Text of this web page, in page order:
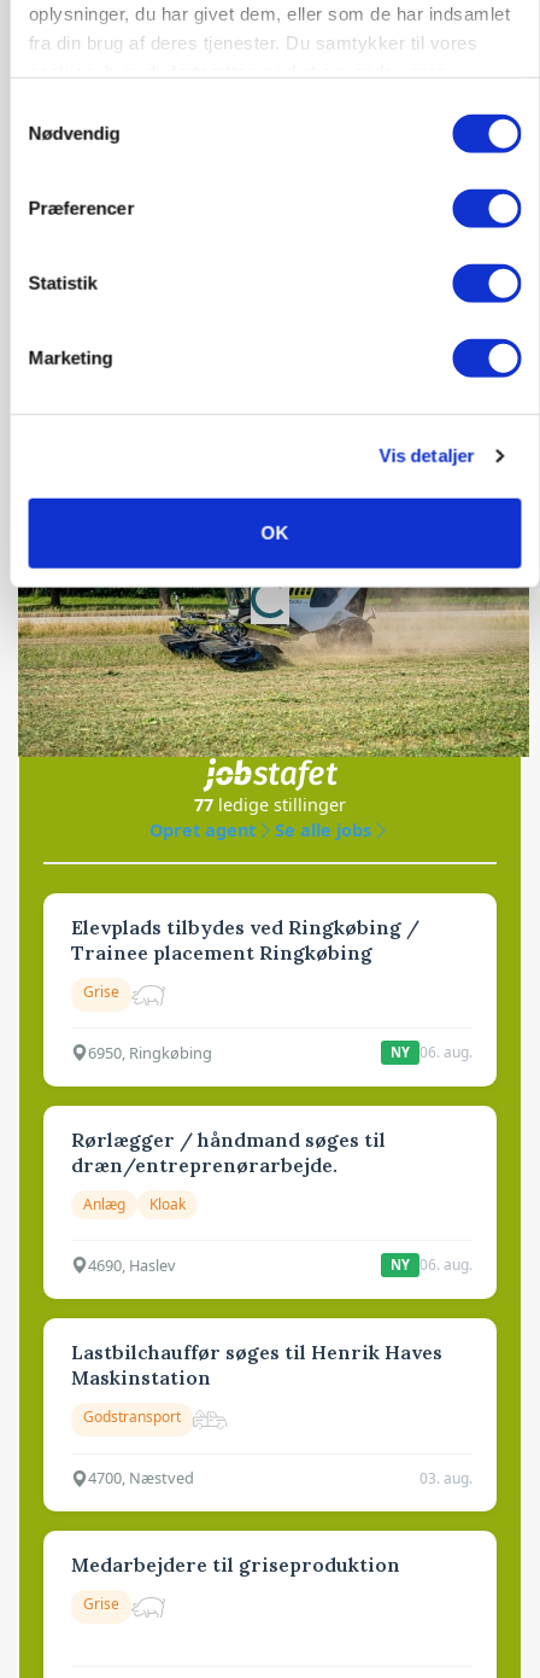
oplysninger, du har givet dem, eller som de har indsamlet
fra din brug af deres tjenester. Du samtykker til vores
Nødvendig
Præferencer
Statistik
Marketing
Vis detaljer
OK
Annonce
Tæller Aabybro Mejeri og Axel Månsson: 21
Annonce
Loading...
Jobs
i samarbejde med
77 ledige stillinger
Opret agent
Se alle jobs
Elevplads tilbydes ved Ringkøbing /
Trainee placement Ringkøbing
Grise
6950, Ringkøbing NY 06. aug.
Rørlægger / håndmand søges til
dræn/entreprenørarbejde.
Anlæg Kloak
4690, Haslev NY 06. aug.
Lastbilchauffør søges til Henrik Haves
Maskinstation
Godstransport
4700, Næstved 03. aug.
Medarbejdere til griseproduktion
Grise